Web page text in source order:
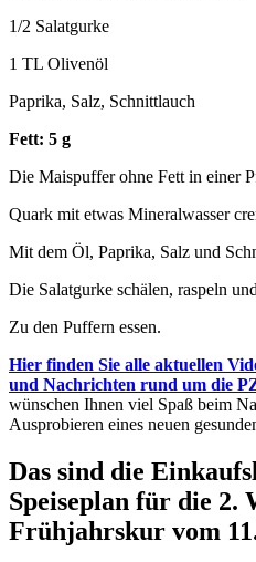
1/2 Salatgurke
1 TL Olivenöl
Paprika, Salz, Schnittlauch
Fett: 5 g
Die Maispuffer ohne Fett in einer
Quark mit etwas Mineralwasser
Mit dem Öl, Paprika, Salz und
Die Salatgurke schälen, raspeln
Zu den Puffern essen.
Hier finden Sie alle aktuellen
und Nachrichten rund um die
wünschen Ihnen viel Spaß beim
Ausprobieren eines neuen
Das sind die
Speiseplan für die 2.
Frühjahrskur vom